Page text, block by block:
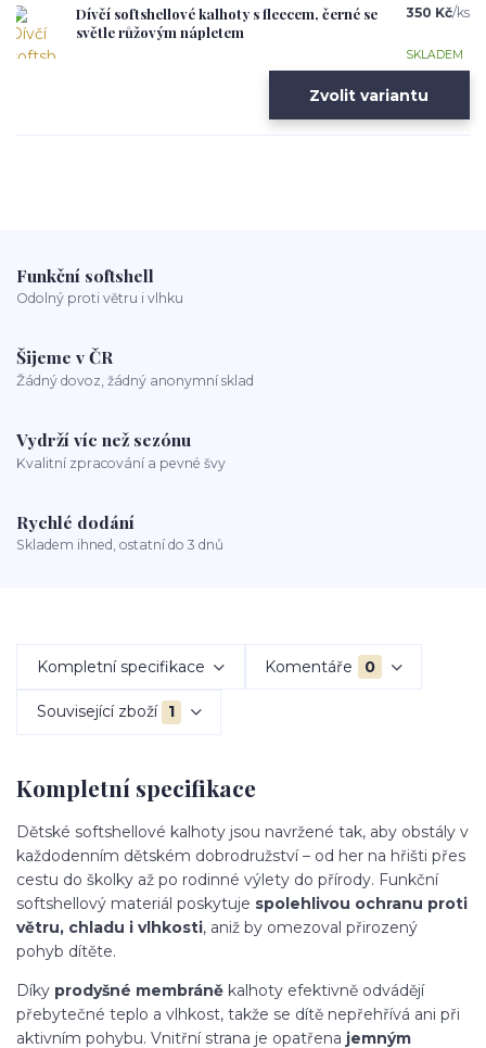
Dívčí softshellové kalhoty s fleecem, černé se
světle růžovým nápletem
350 Kč/ks
SKLADEM
Zvolit variantu
Funkční softshell
Odolný proti větru i vlhku
Šijeme v ČR
Žádný dovoz, žádný anonymní sklad
Vydrží víc než sezónu
Kvalitní zpracování a pevné švy
Rychlé dodání
Skladem ihned, ostatní do 3 dnů
Kompletní specifikace Komentáře 0
Související zboží 1
Kompletní specifikace
Dětské softshellové kalhoty jsou navržené tak, aby obstály v
každodenním dětském dobrodružství – od her na hřišti přes
cestu do školky až po rodinné výlety do přírody. Funkční
softshellový materiál poskytuje spolehlivou ochranu proti
větru, chladu i vlhkosti, aniž by omezoval přirozený
pohyb dítěte.
Díky prodyšné membráně kalhoty efektivně odvádějí
přebytečné teplo a vlhkost, takže se dítě nepřehřívá ani při
aktivním pohybu. Vnitřní strana je opatřena jemným